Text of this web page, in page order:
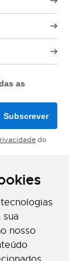
nosso
as
Subscrever
do